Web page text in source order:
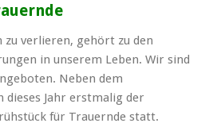
zu verlieren, gehört zu den
in unserem Leben. Wir sind
Neben dem
dieses Jahr erstmalig der
für Trauernde statt.